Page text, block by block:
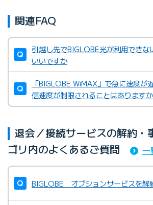
関連FAQ
引越し先でBIGLOBE光が利用できな
いいですか
「BIGLOBE WiMAX」で急に速度が
信速度が制限されることはありますか
退会／接続サービスの解約・
ゴリ内のよくあるご質問
一
BIGLOBE オプションサービスを解